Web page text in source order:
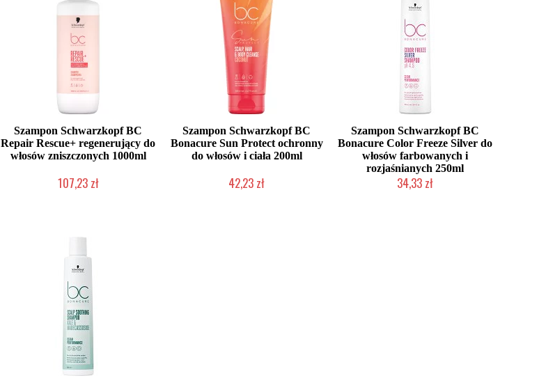
Szampon Schwarzkopf BC
Repair Rescue+ regenerujący do
włosów zniszczonych 1000ml
107,23 zł
Szampon Schwarzkopf BC
Bonacure Sun Protect ochronny
do włosów i ciała 200ml
42,23 zł
Szampon Schwarzkopf BC
Bonacure Color Freeze Silver do
włosów farbowanych i
rozjaśnianych 250ml
34,33 zł